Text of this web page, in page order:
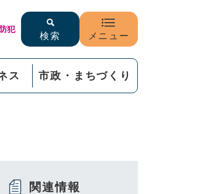
犯
検索 メニュー
ス 市政・まちづくり
関連情報